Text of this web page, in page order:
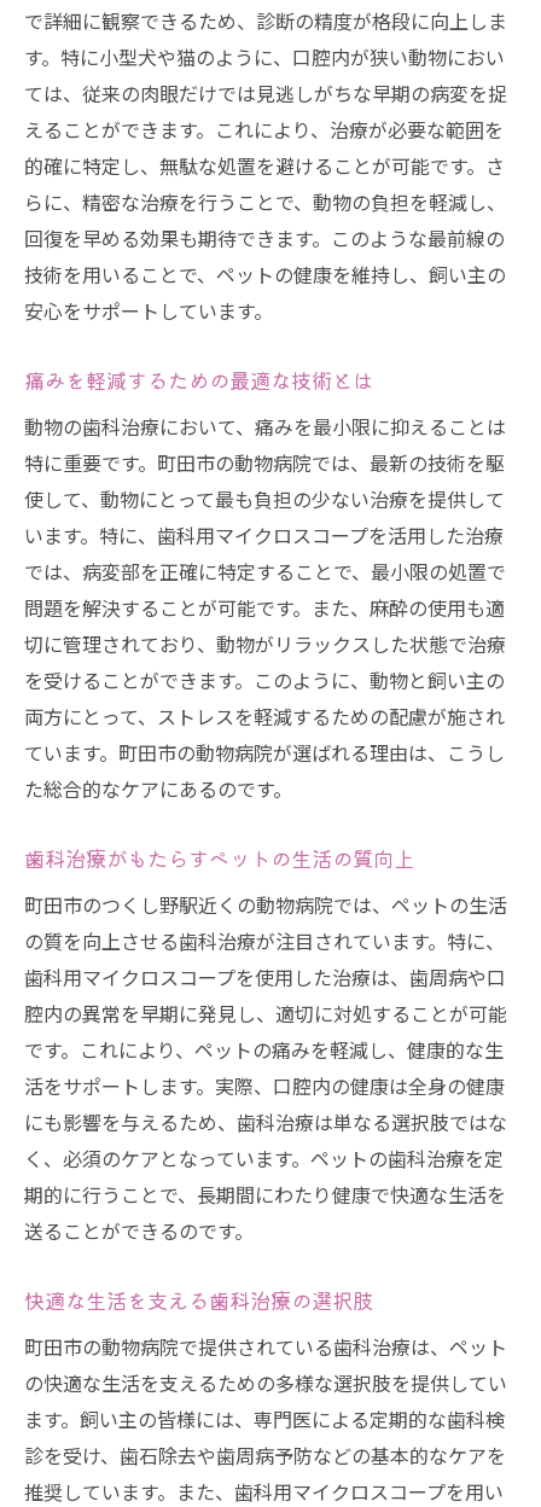
で詳細に観察できるため、診断の精度が格段に向上しま
す。特に小型犬や猫のように、口腔内が狭い動物におい
ては、従来の肉眼だけでは見逃しがちな早期の病変を捉
えることができます。これにより、治療が必要な範囲を
的確に特定し、無駄な処置を避けることが可能です。さ
らに、精密な治療を行うことで、動物の負担を軽減し、
回復を早める効果も期待できます。このような最前線の
技術を用いることで、ペットの健康を維持し、飼い主の
安心をサポートしています。
痛みを軽減するための最適な技術とは
動物の歯科治療において、痛みを最小限に抑えることは
特に重要です。町田市の動物病院では、最新の技術を駆
使して、動物にとって最も負担の少ない治療を提供して
います。特に、歯科用マイクロスコープを活用した治療
では、病変部を正確に特定することで、最小限の処置で
問題を解決することが可能です。また、麻酔の使用も適
切に管理されており、動物がリラックスした状態で治療
を受けることができます。このように、動物と飼い主の
両方にとって、ストレスを軽減するための配慮が施され
ています。町田市の動物病院が選ばれる理由は、こうし
た総合的なケアにあるのです。
歯科治療がもたらすペットの生活の質向上
町田市のつくし野駅近くの動物病院では、ペットの生活
の質を向上させる歯科治療が注目されています。特に、
歯科用マイクロスコープを使用した治療は、歯周病や口
腔内の異常を早期に発見し、適切に対処することが可能
です。これにより、ペットの痛みを軽減し、健康的な生
活をサポートします。実際、口腔内の健康は全身の健康
にも影響を与えるため、歯科治療は単なる選択肢ではな
く、必須のケアとなっています。ペットの歯科治療を定
期的に行うことで、長期間にわたり健康で快適な生活を
送ることができるのです。
快適な生活を支える歯科治療の選択肢
町田市の動物病院で提供されている歯科治療は、ペット
の快適な生活を支えるための多様な選択肢を提供してい
ます。飼い主の皆様には、専門医による定期的な歯科検
診を受け、歯石除去や歯周病予防などの基本的なケアを
推奨しています。また、歯科用マイクロスコープを用い